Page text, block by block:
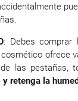
: Debes comprar
ofrece
las pestañas,
y retenga la